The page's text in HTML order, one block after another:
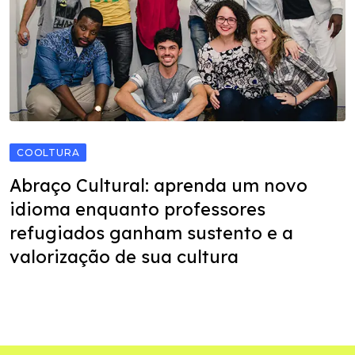
COOLTURA
Abraço Cultural: aprenda um novo
idioma enquanto professores
refugiados ganham sustento e a
valorização de sua cultura